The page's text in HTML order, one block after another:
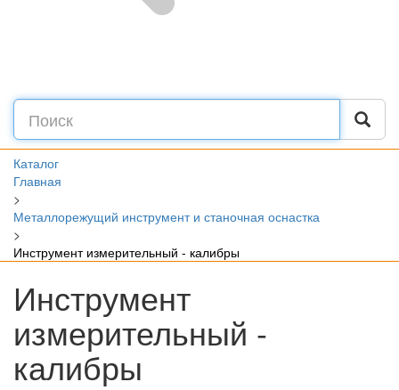
Каталог
Главная
>
Металлорежущий инструмент и станочная оснастка
>
Инструмент измерительный - калибры
Инструмент
измерительный -
калибры